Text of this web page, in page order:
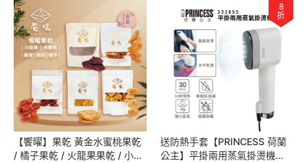
【饗曜】果乾 黃金水蜜桃果乾
/ 橘子果乾 / 火龍果果乾 / 小番
8
折
送防熱手套【PRINCESS 荷蘭
公主】平掛兩用蒸氣掛燙機